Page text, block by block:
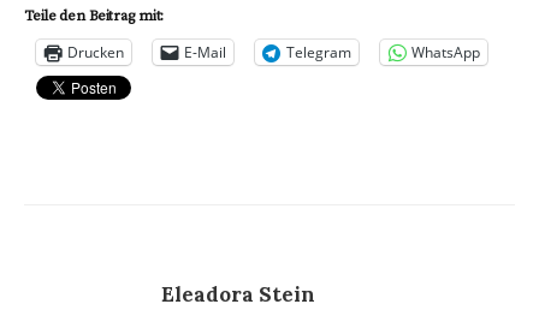
Teile den Beitrag mit:
Drucken E-Mail Telegram WhatsApp
Eleadora Stein